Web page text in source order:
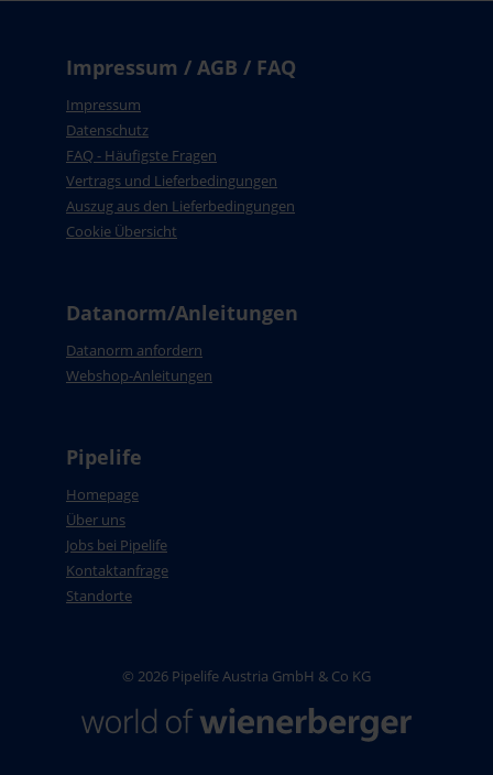
Impressum / AGB / FAQ
Impressum
Datenschutz
FAQ - Häufigste Fragen
Vertrags und Lieferbedingungen
Auszug aus den Lieferbedingungen
Cookie Übersicht
Datanorm/Anleitungen
Datanorm anfordern
Webshop-Anleitungen
Pipelife
Homepage
Über uns
Jobs bei Pipelife
Kontaktanfrage
Standorte
© 2026 Pipelife Austria GmbH & Co KG